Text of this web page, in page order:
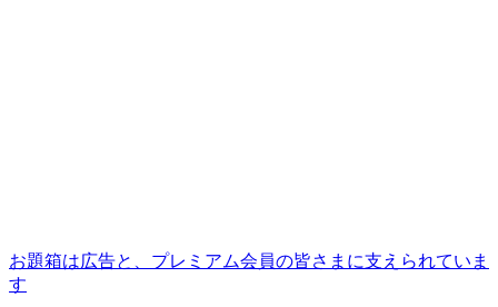
お題箱は広告と、プレミアム会員の皆さまに支えられていま
す